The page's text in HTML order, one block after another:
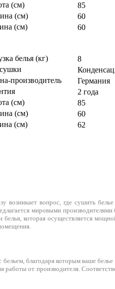
(см)
85
(см)
60
(см)
60
белья (кг)
8
производитель
Германия
2 года
(см)
85
(см)
60
(см)
62
возникает вопрос, где сушить
мировыми
которая осуществляется
благодаря которым ваше
от производителя.